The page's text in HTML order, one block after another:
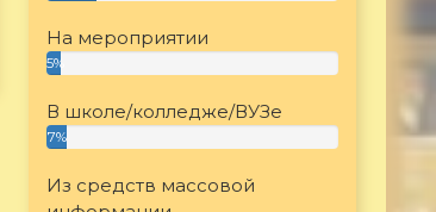
На мероприятии
5%
В школе/колледже/ВУЗе
7%
Из средств массовой